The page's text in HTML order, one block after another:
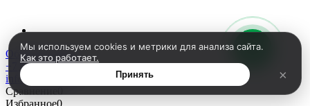
Обратная связь
+7 (8482) 300-300
info@zvettorg.ru
Сравнение
Избранное0
Мы используем cookies и метрики для анализа сайта.
Как это работает.
Принять ×